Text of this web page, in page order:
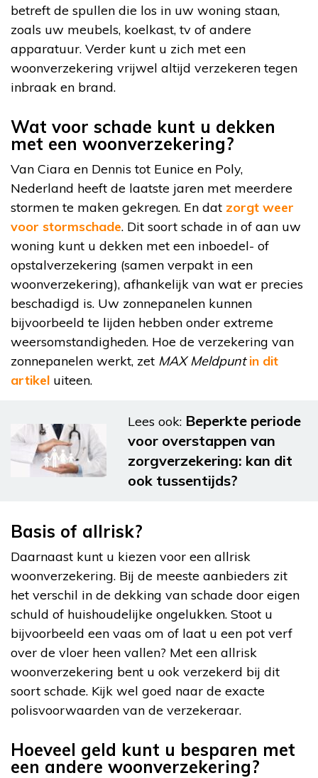
betreft de spullen die los in uw woning staan,
zoals uw meubels, koelkast, tv of andere
apparatuur. Verder kunt u zich met een
woonverzekering vrijwel altijd verzekeren tegen
inbraak en brand.
Wat voor schade kunt u dekken
met een woonverzekering?
Van Ciara en Dennis tot Eunice en Poly,
Nederland heeft de laatste jaren met meerdere
stormen te maken gekregen. En dat zorgt weer
voor stormschade. Dit soort schade in of aan uw
woning kunt u dekken met een inboedel- of
opstalverzekering (samen verpakt in een
woonverzekering), afhankelijk van wat er precies
beschadigd is. Uw zonnepanelen kunnen
bijvoorbeeld te lijden hebben onder extreme
weersomstandigheden. Hoe de verzekering van
zonnepanelen werkt, zet MAX Meldpunt in dit
artikel uiteen.
Lees ook: Beperkte periode
voor overstappen van
zorgverzekering: kan dit
ook tussentijds?
Basis of allrisk?
Daarnaast kunt u kiezen voor een allrisk
woonverzekering. Bij de meeste aanbieders zit
het verschil in de dekking van schade door eigen
schuld of huishoudelijke ongelukken. Stoot u
bijvoorbeeld een vaas om of laat u een pot verf
over de vloer heen vallen? Met een allrisk
woonverzekering bent u ook verzekerd bij dit
soort schade. Kijk wel goed naar de exacte
polisvoorwaarden van de verzekeraar.
Hoeveel geld kunt u besparen met
een andere woonverzekering?